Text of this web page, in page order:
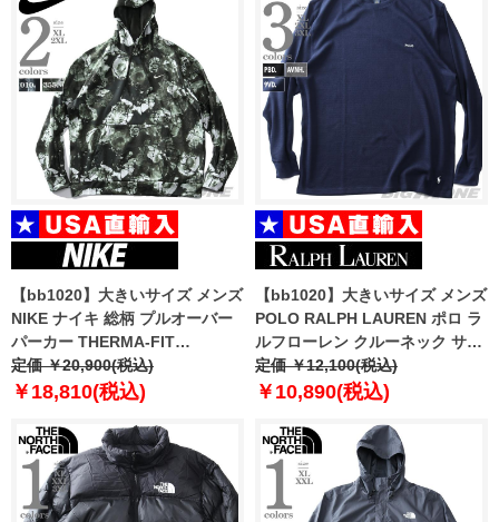
【bb1020】大きいサイズ メンズ
NIKE ナイキ 総柄 プルオーバー
パーカー THERMA-FIT
PULLOVER FITNESS HOODIE
USA直輸入 dq4836
定価 ￥20,900(税込)
￥18,810(税込)
【bb1020】大きいサイズ メンズ
POLO RALPH LAUREN ポロ ラ
ルフローレン クルーネック サー
マル 長袖 Tシャツ USA直輸入
pwlc2f
定価 ￥12,100(税込)
￥10,890(税込)